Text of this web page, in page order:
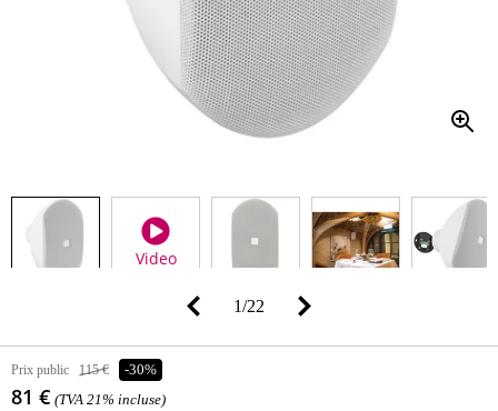
Video
1/22
Prix public 115 € -30%
81 € (TVA 21% incluse)